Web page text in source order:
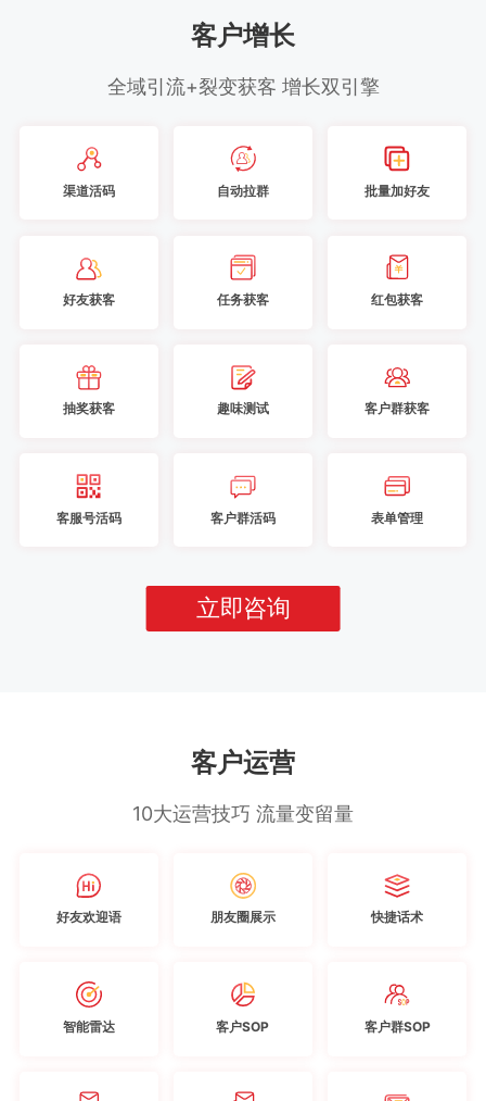
客户增长
全域引流+裂变获客 增长双引擎
渠道活码 自动拉群 批量加好友
好友获客 任务获客 红包获客
抽奖获客 趣味测试 客户群获客
客服号活码 客户群活码 表单管理
立即咨询
客户运营
10大运营技巧 流量变留量
好友欢迎语 朋友圈展示 快捷话术
智能雷达 客户SOP 客户群SOP